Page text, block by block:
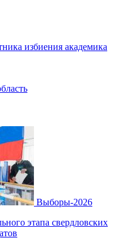
избиения академика
Выборы-2026
этапа свердловских